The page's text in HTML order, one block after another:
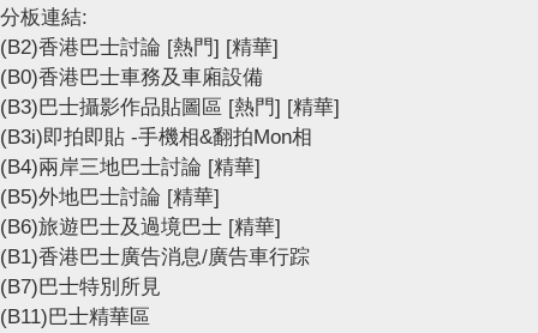
分板連結:
(B2)香港巴士討論 [熱門] [精華]
(B0)香港巴士車務及車廂設備
(B3)巴士攝影作品貼圖區 [熱門] [精華]
(B3i)即拍即貼 -手機相&翻拍Mon相
(B4)兩岸三地巴士討論 [精華]
(B5)外地巴士討論 [精華]
(B6)旅遊巴士及過境巴士 [精華]
(B1)香港巴士廣告消息/廣告車行踪
(B7)巴士特別所見
(B11)巴士精華區